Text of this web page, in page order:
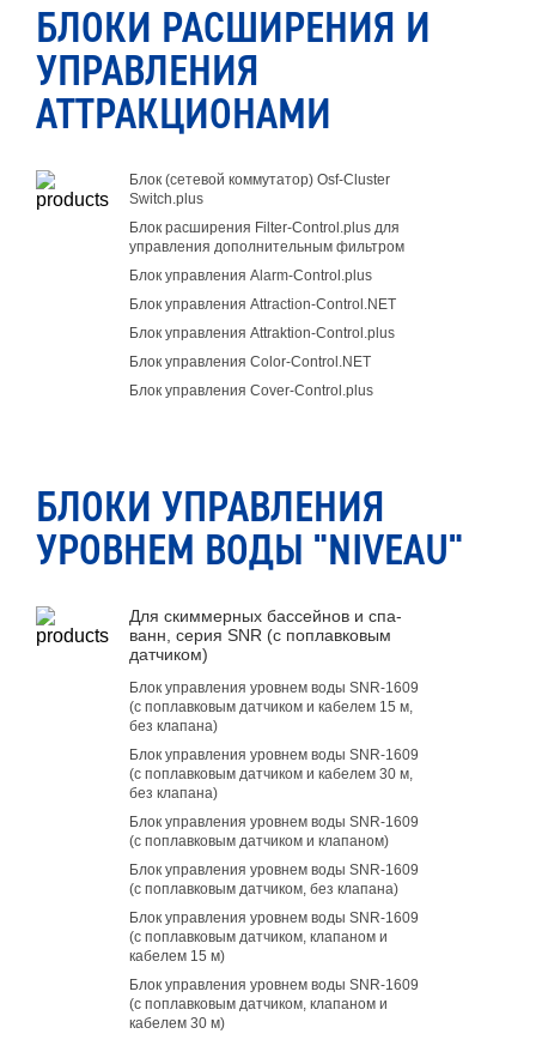
БЛОКИ РАСШИРЕНИЯ И
УПРАВЛЕНИЯ
АТТРАКЦИОНАМИ
Блок (сетевой коммутатор) Osf-Cluster
Switch.plus
Блок расширения Filter-Control.plus для
управления дополнительным фильтром
Блок управления Alarm-Control.plus
Блок управления Attraction-Control.NET
Блок управления Attraktion-Control.plus
Блок управления Color-Control.NET
Блок управления Cover-Control.plus
БЛОКИ УПРАВЛЕНИЯ
УРОВНЕМ ВОДЫ "NIVEAU"
Для скиммерных бассейнов и спа-
ванн, серия SNR (с поплавковым
датчиком)
Блок управления уровнем воды SNR-1609
(с поплавковым датчиком и кабелем 15 м,
без клапана)
Блок управления уровнем воды SNR-1609
(с поплавковым датчиком и кабелем 30 м,
без клапана)
Блок управления уровнем воды SNR-1609
(с поплавковым датчиком и клапаном)
Блок управления уровнем воды SNR-1609
(с поплавковым датчиком, без клапана)
Блок управления уровнем воды SNR-1609
(с поплавковым датчиком, клапаном и
кабелем 15 м)
Блок управления уровнем воды SNR-1609
(с поплавковым датчиком, клапаном и
кабелем 30 м)